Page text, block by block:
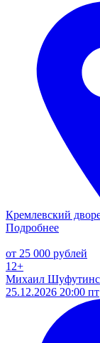
Кремлевский
Подробнее
от 25 000 рублей
12+
Михаил
25.12.2026 20:00 пт